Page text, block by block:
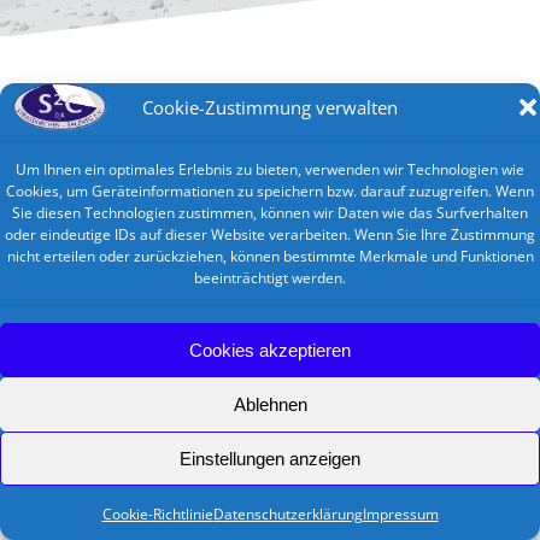
Cookie-Zustimmung verwalten
Um Ihnen ein optimales Erlebnis zu bieten, verwenden wir Technologien wie
Cookies, um Geräteinformationen zu speichern bzw. darauf zuzugreifen. Wenn
Sie diesen Technologien zustimmen, können wir Daten wie das Surfverhalten
oder eindeutige IDs auf dieser Website verarbeiten. Wenn Sie Ihre Zustimmung
nicht erteilen oder zurückziehen, können bestimmte Merkmale und Funktionen
beeinträchtigt werden.
Cookies akzeptieren
Ablehnen
Einstellungen anzeigen
Cookie-RichtlinieDatenschutzerklärungImpressum